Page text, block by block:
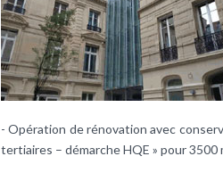
- Opération de rénovation avec
tertiaires – démarche HQE » pour 3500